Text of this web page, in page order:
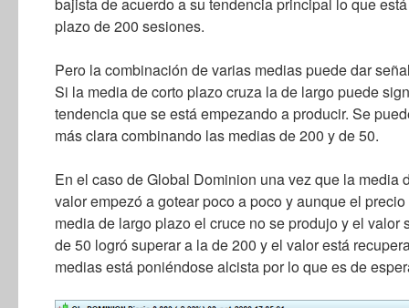
plazo de 200 sesiones.
Pero la combinación de varias medias puede dar
Si la media de corto plazo cruza la de largo puede
tendencia que se está empezando a producir. Se
más clara combinando las medias de 200 y de 50.
En el caso de Global Dominion una vez que la media
valor empezó a gotear poco a poco y aunque el
media de largo plazo el cruce no se produjo y el
de 50 logró superar a la de 200 y el valor está
medias está poniéndose alcista por lo que es de